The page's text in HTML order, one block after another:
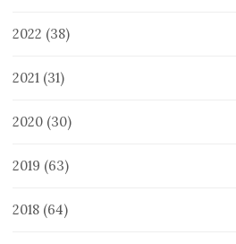
2022 (38)
2021 (31)
2020 (30)
2019 (63)
2018 (64)